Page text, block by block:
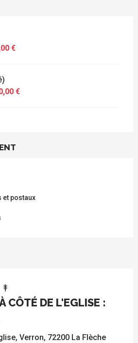
€
€
et postaux
CÔTÉ DE L'EGLISE :
Verron, 72200 La Flèche